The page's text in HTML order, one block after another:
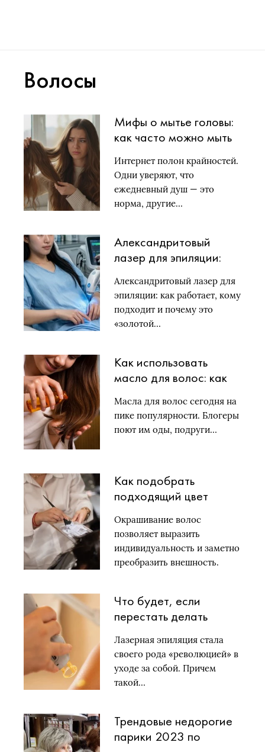
Волосы
Мифы о мытье головы:
как часто можно мыть
им
Интернет полон крайностей.
Одни уверяют, что
ежедневный душ — это
норма, другие…
Александритовый
лазер для эпиляции:
подходит и почему это
«золотой стандарт»
для светлой кожи и
Александритовый лазер для
эпиляции: как работает, кому
подходит и почему это
«золотой…
Как использовать
масло для волос: как
ошибок, которые
совершает каждая
Масла для волос сегодня на
пике популярности. Блогеры
поют им оды, подруги…
Как подобрать
подходящий цвет
Окрашивание волос
позволяет выразить
индивидуальность и заметно
преобразить внешность.
Что будет, если
перестать делать
Лазерная эпиляция стала
своего рода «революцией» в
уходе за собой. Причем
такой…
Трендовые недорогие
парики 2023 по